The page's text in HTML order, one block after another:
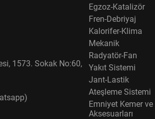
1573. Sokak No:60,
Egzoz-Katalizör
Fren-Debriyaj
Kalorifer-Klima
Mekanik
Radyatör-Fan
Yakıt Sistemi
Jant-Lastik
Ateşleme Sistemi
Emniyet Kemer ve
Aksesuarları